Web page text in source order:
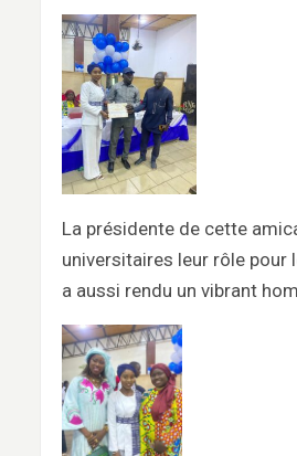
La présidente de cette
universitaires leur rôle pour
a aussi rendu un vibrant